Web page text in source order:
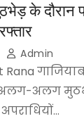
के दौरान
Admin
Rana
अलग-अलग